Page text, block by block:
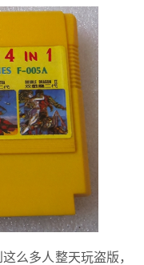
么多人整天玩盗版，